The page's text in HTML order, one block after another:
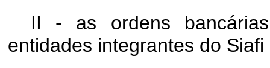
II - as ordens
entidades integrantes do